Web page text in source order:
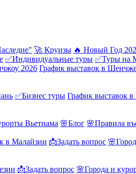
🚀 Круизы 🔥 Новый Год
✅Индивидуальные туры ✅Туры на
2026 График выставок в
✅Бизнес туры График выставок в
Вьетнама 🌸Блог 🌸Правила
в Малайзии 📩Задать вопрос
📩Задать вопрос 🌸Города и